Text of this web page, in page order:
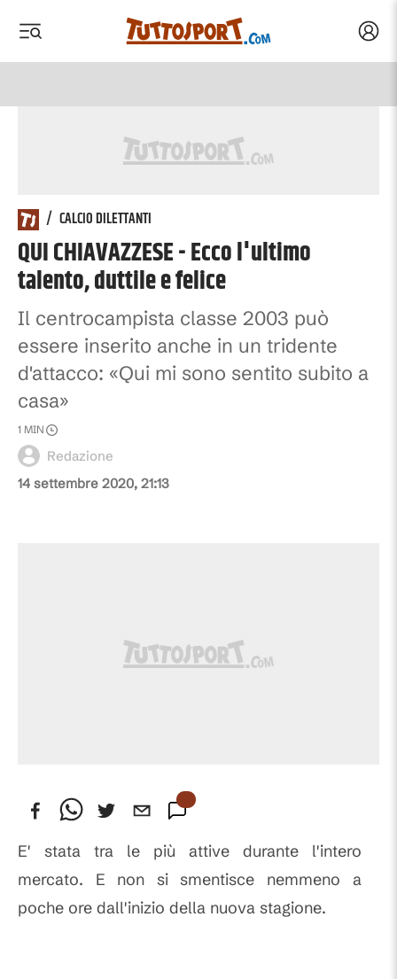
/ CALCIO DILETTANTI
QUI CHIAVAZZESE - Ecco l'ultimo
talento, duttile e felice
Il centrocampista classe 2003 può
essere inserito anche in un tridente
d'attacco: «Qui mi sono sentito subito a
casa»
14 settembre 2020, 21:13
Redazione
1 MIN
E' stata tra le più attive durante l'intero
mercato. E non si smentisce nemmeno a
poche ore dall'inizio della nuova stagione.